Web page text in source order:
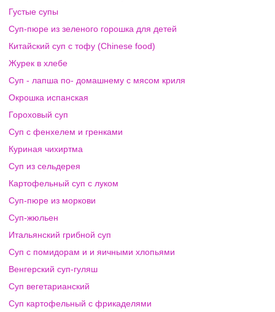
Густые супы
Суп-пюре из зеленого горошка для детей
Китайский суп с тофу (Chinese food)
Журек в хлебе
Суп - лапша по- домашнему с мясом криля
Окрошка испанская
Гороховый суп
Суп с фенхелем и гренками
Куриная чихиртма
Суп из сельдерея
Картофельный суп с луком
Суп-пюре из моркови
Суп-жюльен
Итальянский грибной суп
Суп с помидорам и и яичными хлопьями
Венгерский суп-гуляш
Суп вегетарианский
Суп картофельный с фрикаделями